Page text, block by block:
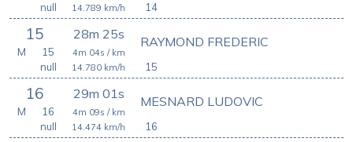
14
14.789 km/h
null
15 28m 25s
15
RAYMOND FREDERIC
4m 04s / km
14.780 km/h
M
15
null
16 29m 01s
16
MESNARD LUDOVIC
4m 09s / km
14.474 km/h
M
16
null